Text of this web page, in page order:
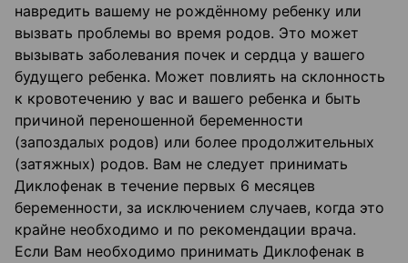
навредить вашему не рождённому ребенку или
вызвать проблемы во время родов. Это может
вызывать заболевания почек и сердца у вашего
будущего ребенка. Может повлиять на склонность
к кровотечению у вас и вашего ребенка и быть
причиной переношенной беременности
(запоздалых родов) или более продолжительных
(затяжных) родов. Вам не следует принимать
Диклофенак в течение первых 6 месяцев
беременности, за исключением случаев, когда это
крайне необходимо и по рекомендации врача.
Если Вам необходимо принимать Диклофенак в